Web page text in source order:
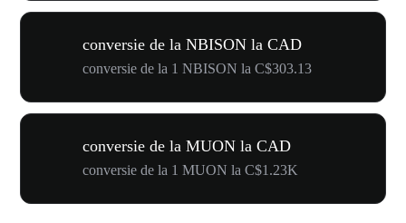
conversie de la NBISON la CAD
conversie de la 1 NBISON la C$303.13
conversie de la MUON la CAD
conversie de la 1 MUON la C$1.23K